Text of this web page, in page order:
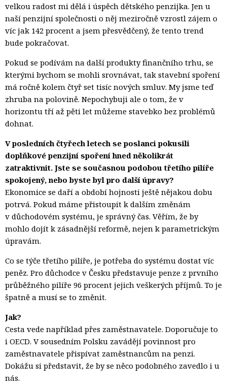
velkou radost mi dělá i úspěch dětského penzijka. Jen u
naší penzijní společnosti o něj meziročně vzrostl zájem o
víc jak 142 procent a jsem přesvědčený, že tento trend
bude pokračovat.
Pokud se podívám na další produkty finančního trhu, se
kterými bychom se mohli srovnávat, tak stavební spoření
má ročně kolem čtyř set tisíc nových smluv. My jsme teď
zhruba na polovině. Nepochybuji ale o tom, že v
horizontu tří až pěti let můžeme stavebko bez problémů
dohnat.
V posledních čtyřech letech se poslanci pokusili
doplňkové penzijní spoření hned několikrát
zatraktivnit. Jste se současnou podobou třetího pilíře
spokojený, nebo byste byl pro další úpravy?
Ekonomice se daří a období hojnosti ještě nějakou dobu
potrvá. Pokud máme přistoupit k dalším změnám
v důchodovém systému, je správný čas. Věřím, že by
mohlo dojít k zásadnější reformě, nejen k parametrickým
úpravám.
Co se týče třetího pilíře, je potřeba do systému dostat víc
peněz. Pro důchodce v Česku představuje penze z prvního
průběžného pilíře 96 procent jejich veškerých příjmů. To je
špatně a musí se to změnit.
Jak?
Cesta vede například přes zaměstnavatele. Doporučuje to
i OECD. V sousedním Polsku zavádějí povinnost pro
zaměstnavatele přispívat zaměstnancům na penzi.
Dokážu si představit, že by se něco podobného zavedlo i u
nás.